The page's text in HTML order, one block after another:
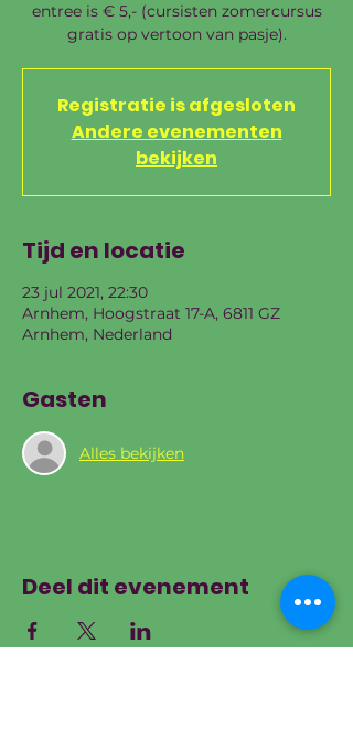
entree is € 5,- (cursisten zomercursus
gratis op vertoon van pasje).
Registratie is afgesloten
Andere evenementen
bekijken
Tijd en locatie
23 jul 2021, 22:30
Arnhem, Hoogstraat 17-A, 6811 GZ
Arnhem, Nederland
Gasten
Alles bekijken
Deel dit evenement